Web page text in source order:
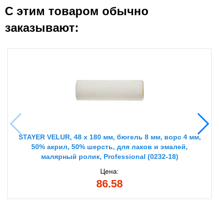
С этим товаром обычно
заказывают:
STAYER VELUR, 48 х 180 мм, бюгель 8 мм, ворс 4 мм,
50% акрил, 50% шерсть, для лаков и эмалей,
малярный ролик, Professional (0232-18)
Цена:
86.58